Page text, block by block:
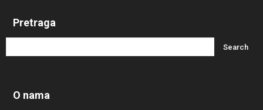
Pretraga
O nama